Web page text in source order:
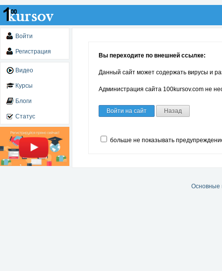
Войти
Регистрация
Видео
Курсы
Блоги
Статус
Вы переходите по внешней ссылке:
Данный сайт может содержать вирусы и
Администрация сайта 100kursov.com не
Войти на сайт Назад
больше не показывать
Основные